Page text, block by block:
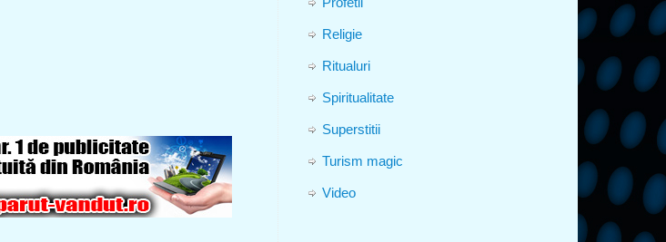
Religie
Ritualuri
Spiritualitate
Superstitii
Turism magic
Video